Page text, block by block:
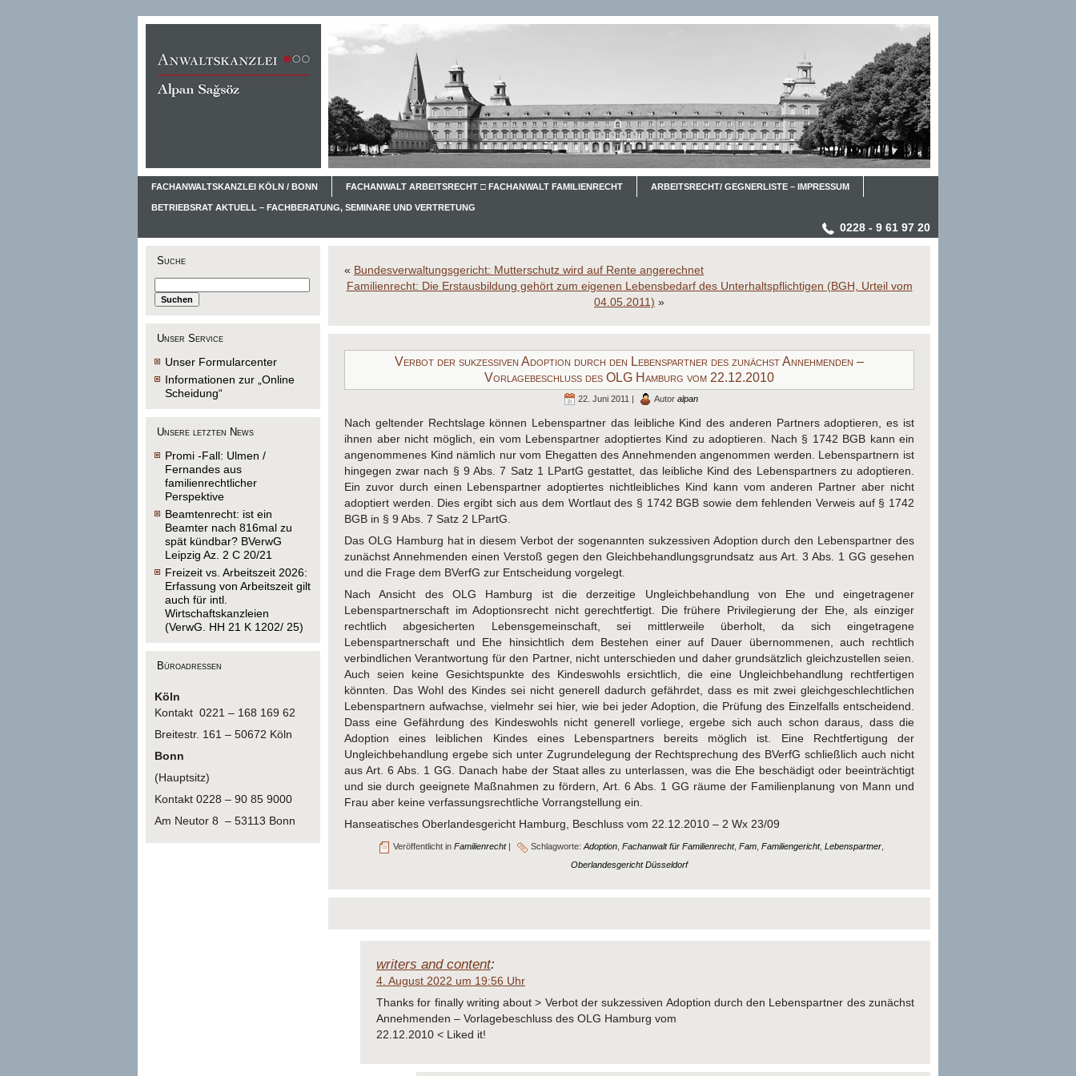
FACHANWALTSKANZLEI KÖLN / BONN FACHANWALT ARBEITSRECHT □ FACHANWALT FAMILIENRECHT ARBEITSRECHT/ GEGNERLISTE – IMPRESSUM
BETRIEBSRAT AKTUELL – FACHBERATUNG, SEMINARE UND VERTRETUNG
0228 - 9 61 97 20
Suche
Unser Service
Unser Formularcenter
Informationen zur „Online
Scheidung“
Unsere letzten News
Promi -Fall: Ulmen /
Fernandes aus
familienrechtlicher
Perspektive
Beamtenrecht: ist ein
Beamter nach 816mal zu
spät kündbar? BVerwG
Leipzig Az. 2 C 20/21
Freizeit vs. Arbeitszeit 2026:
Erfassung von Arbeitszeit gilt
auch für intl.
Wirtschaftskanzleien
(VerwG. HH 21 K 1202/ 25)
Büroadressen
Köln
Kontakt 0221 – 168 169 62
Breitestr. 161 – 50672 Köln
Bonn
(Hauptsitz)
Kontakt 0228 – 90 85 9000
Am Neutor 8 – 53113 Bonn
« Bundesverwaltungsgericht: Mutterschutz wird auf Rente angerechnet
Familienrecht: Die Erstausbildung gehört zum eigenen Lebensbedarf des Unterhaltspflichtigen (BGH, Urteil vom
04.05.2011) »
Verbot der sukzessiven Adoption durch den Lebenspartner des zunächst Annehmenden –
Vorlagebeschluss des OLG Hamburg vom 22.12.2010
22. Juni 2011 | Autor alpan
Nach geltender Rechtslage können Lebenspartner das leibliche Kind des anderen Partners adoptieren, es ist
ihnen aber nicht möglich, ein vom Lebenspartner adoptiertes Kind zu adoptieren. Nach § 1742 BGB kann ein
angenommenes Kind nämlich nur vom Ehegatten des Annehmenden angenommen werden. Lebenspartnern ist
hingegen zwar nach § 9 Abs. 7 Satz 1 LPartG gestattet, das leibliche Kind des Lebenspartners zu adoptieren.
Ein zuvor durch einen Lebenspartner adoptiertes nichtleibliches Kind kann vom anderen Partner aber nicht
adoptiert werden. Dies ergibt sich aus dem Wortlaut des § 1742 BGB sowie dem fehlenden Verweis auf § 1742
BGB in § 9 Abs. 7 Satz 2 LPartG.
Das OLG Hamburg hat in diesem Verbot der sogenannten sukzessiven Adoption durch den Lebenspartner des
zunächst Annehmenden einen Verstoß gegen den Gleichbehandlungsgrundsatz aus Art. 3 Abs. 1 GG gesehen
und die Frage dem BVerfG zur Entscheidung vorgelegt.
Nach Ansicht des OLG Hamburg ist die derzeitige Ungleichbehandlung von Ehe und eingetragener
Lebenspartnerschaft im Adoptionsrecht nicht gerechtfertigt. Die frühere Privilegierung der Ehe, als einziger
rechtlich abgesicherten Lebensgemeinschaft, sei mittlerweile überholt, da sich eingetragene
Lebenspartnerschaft und Ehe hinsichtlich dem Bestehen einer auf Dauer übernommenen, auch rechtlich
verbindlichen Verantwortung für den Partner, nicht unterschieden und daher grundsätzlich gleichzustellen seien.
Auch seien keine Gesichtspunkte des Kindeswohls ersichtlich, die eine Ungleichbehandlung rechtfertigen
könnten. Das Wohl des Kindes sei nicht generell dadurch gefährdet, dass es mit zwei gleichgeschlechtlichen
Lebenspartnern aufwachse, vielmehr sei hier, wie bei jeder Adoption, die Prüfung des Einzelfalls entscheidend.
Dass eine Gefährdung des Kindeswohls nicht generell vorliege, ergebe sich auch schon daraus, dass die
Adoption eines leiblichen Kindes eines Lebenspartners bereits möglich ist. Eine Rechtfertigung der
Ungleichbehandlung ergebe sich unter Zugrundelegung der Rechtsprechung des BVerfG schließlich auch nicht
aus Art. 6 Abs. 1 GG. Danach habe der Staat alles zu unterlassen, was die Ehe beschädigt oder beeinträchtigt
und sie durch geeignete Maßnahmen zu fördern, Art. 6 Abs. 1 GG räume der Familienplanung von Mann und
Frau aber keine verfassungsrechtliche Vorrangstellung ein.
Hanseatisches Oberlandesgericht Hamburg, Beschluss vom 22.12.2010 – 2 Wx 23/09
Veröffentlicht in Familienrecht| Schlagworte:Adoption, Fachanwalt für Familienrecht, Fam, Familiengericht, Lebenspartner,
Oberlandesgericht Düsseldorf
writers and content:
4. August 2022 um 19:56 Uhr
Thanks for finally writing about > Verbot der sukzessiven Adoption durch den Lebenspartner des zunächst
Annehmenden – Vorlagebeschluss des OLG Hamburg vom
22.12.2010 < Liked it!